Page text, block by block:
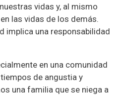
vidas y, al mismo
las vidas de los demás.
implica una responsabilidad
en una comunidad
de angustia y
una familia que se niega a